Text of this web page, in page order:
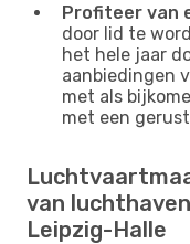
Profiteer van
door lid te
het hele jaar
aanbiedingen
met als
met een
van
Leipzig-Halle